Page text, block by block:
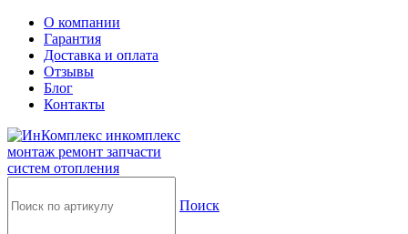
О компании
Гарантия
Доставка и оплата
Отзывы
Блог
Контакты
инкомплекс
монтаж ремонт запчасти
систем отопления
Поиск